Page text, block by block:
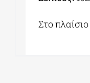
Στο πλαίσιο